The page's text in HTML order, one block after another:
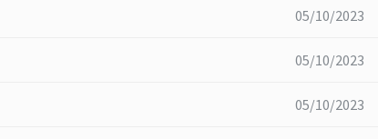
05/10/2023
05/10/2023
05/10/2023